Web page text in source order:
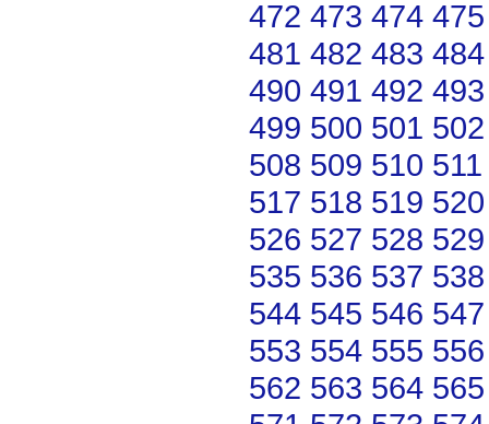
472 473 474 475
481 482 483 484
490 491 492 493
499 500 501 502
508 509 510 511
517 518 519 520
526 527 528 529
535 536 537 538
544 545 546 547
553 554 555 556
562 563 564 565